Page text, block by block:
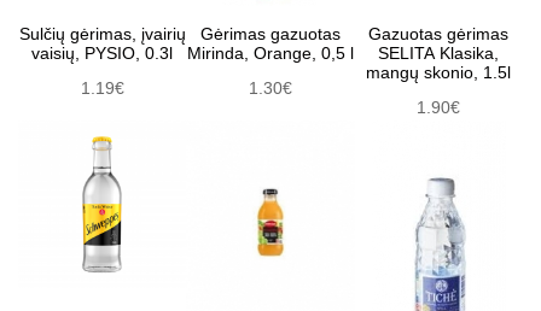
Sulčių gėrimas, įvairių
vaisių, PYSIO, 0.3l
1.19€
Gėrimas gazuotas
Mirinda, Orange, 0,5 l
1.30€
Gazuotas gėrimas
SELITA Klasika,
mangų skonio, 1.5l
1.90€